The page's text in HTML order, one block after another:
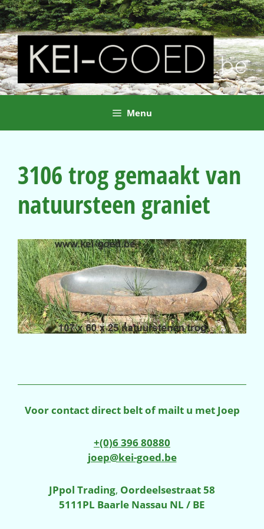
Ga
naar
de
inhoud
Menu
3106 trog gemaakt van
natuursteen graniet
Voor contact direct belt of mailt u met Joep
+(0)6 396 80880
joep@kei-goed.be
JPpol Trading, Oordeelsestraat 58
5111PL Baarle Nassau NL / BE